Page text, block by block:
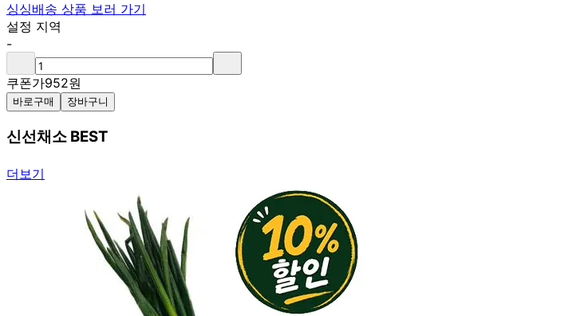
싱싱배송 상품 보러 가기
설정 지역
-
쿠폰가952원
바로구매 장바구니
신선채소 BEST
더보기